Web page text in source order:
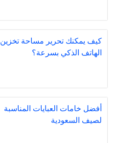
كيف يمكنك تحرير مساحة تخزين
الهاتف الذكي بسرعة؟
أفضل خامات العبايات المناسبة
لصيف السعودية